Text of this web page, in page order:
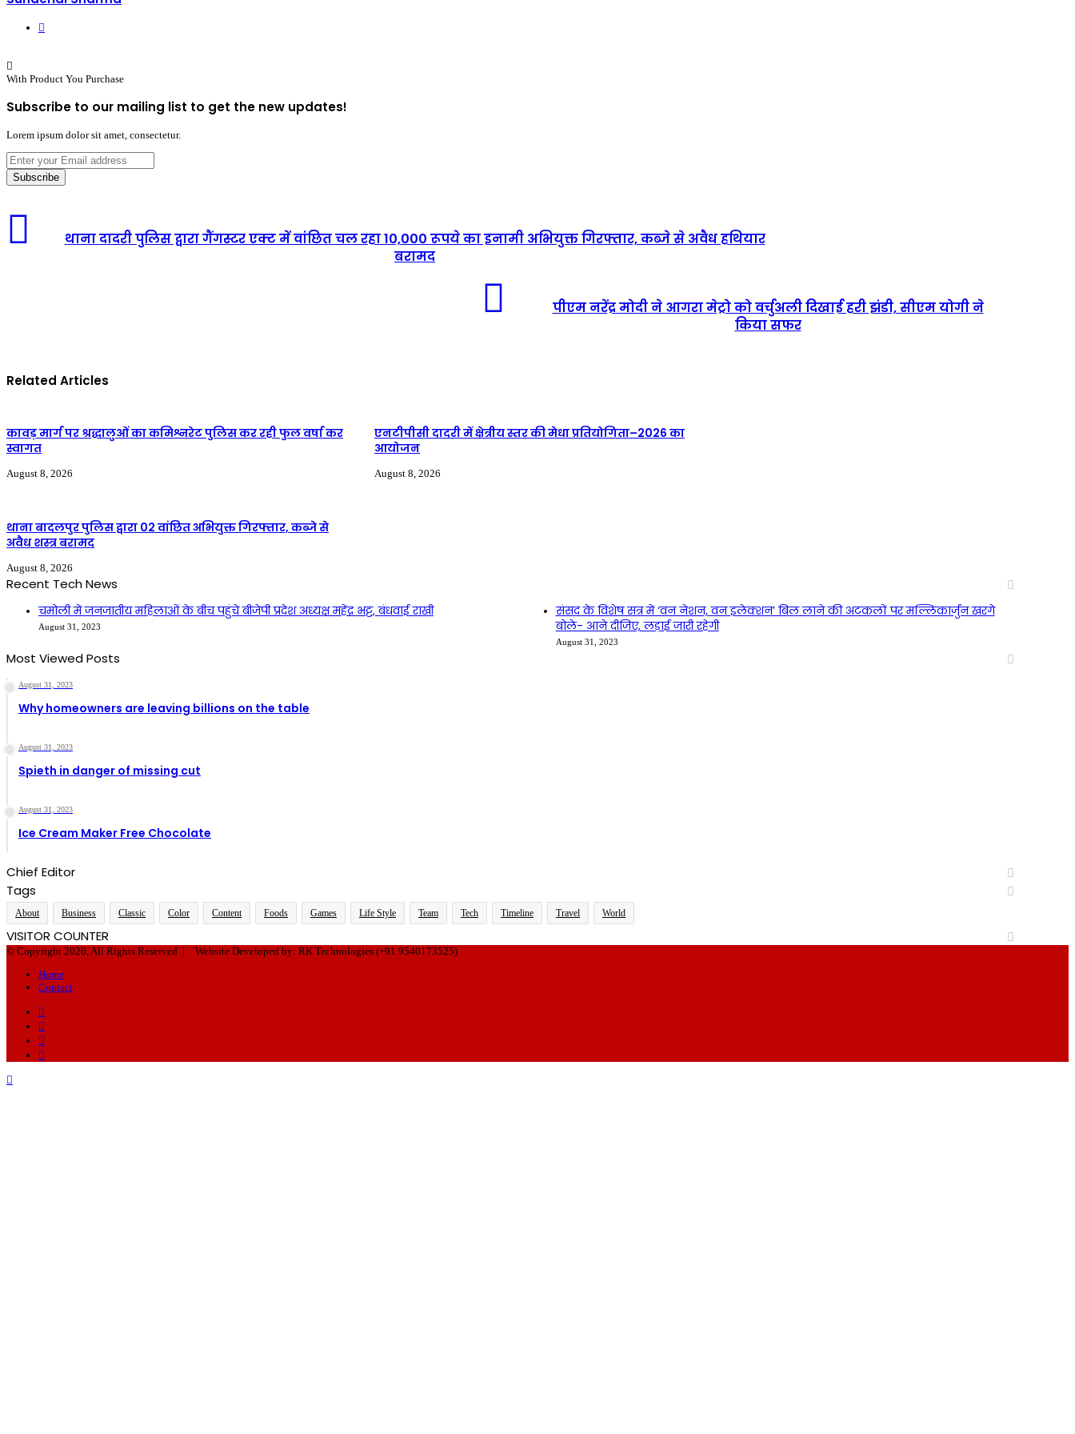
With Product You Purchase
Subscribe to our mailing list to get the new updates!
Lorem ipsum dolor sit amet, consectetur.
Enter
your
Email
थाना दादरी पुलिस द्वारा गैंगस्टर एक्ट में वांछित चल रहा 10,000 रूपये का इनामी अभियुक्त गिरफ्तार, कब्जे से अवैध हथियार
बरामद
पीएम नरेंद्र मोदी ने आगरा मेट्रो को वर्चुअली दिखाई हरी झंडी, सीएम योगी ने
किया सफर
Related Articles
कावड़ मार्ग पर श्रद्धालुओं का कमिश्नरेट पुलिस कर रही फुल वर्षा कर
स्वागत
August 8, 2026
एनटीपीसी दादरी में क्षेत्रीय स्तर की मेधा प्रतियोगिता–2026 का
आयोजन
August 8, 2026
थाना बादलपुर पुलिस द्वारा 02 वांछित अभियुक्त गिरफ्तार, कब्जे से
अवैध शस्त्र बरामद
August 8, 2026
Recent Tech News
चमोली में जनजातीय महिलाओं के बीच पहुंचे बीजेपी प्रदेश अध्यक्ष महेंद्र भट्ट, बंधवाई राखी
August 31, 2023
संसद के विशेष सत्र में ‘वन नेशन, वन इलेक्शन’ बिल लाने की अटकलों पर मल्लिकार्जुन खरगे
बोले- आने दीजिए, लड़ाई जारी रहेगी
August 31, 2023
Most Viewed Posts
August 31, 2023
Why homeowners are leaving billions on the table
August 31, 2023
Spieth in danger of missing cut
August 31, 2023
Ice Cream Maker Free Chocolate
Chief Editor
Tags
About Business Classic Color Content Foods Games Life Style Team Tech Timeline Travel World
VISITOR COUNTER
© Copyright 2026, All Rights Reserved |
Website Developed by: RK Technologies (+91 9540173525)
Home
Contact